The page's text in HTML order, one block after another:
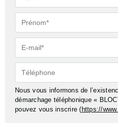
Prénom*
E-
mail*
Téléphone
Nous vous informons de
démarchage téléphonique «
pouvez vous inscrire ( https://